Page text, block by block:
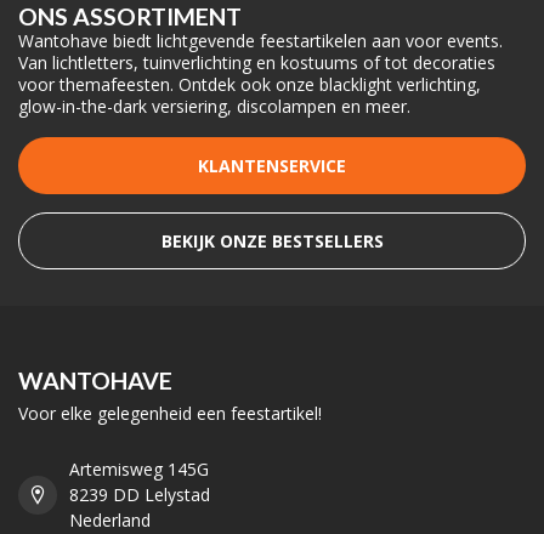
ONS ASSORTIMENT
Wantohave biedt lichtgevende feestartikelen aan voor events.
Van lichtletters, tuinverlichting en kostuums of tot decoraties
voor themafeesten. Ontdek ook onze blacklight verlichting,
glow-in-the-dark versiering, discolampen en meer.
KLANTENSERVICE
BEKIJK ONZE BESTSELLERS
WANTOHAVE
Voor elke gelegenheid een feestartikel!
Artemisweg 145G
8239 DD Lelystad
Nederland